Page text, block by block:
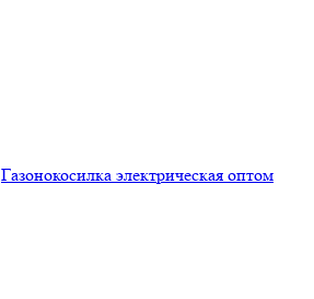
Газонокосилка электрическая оптом